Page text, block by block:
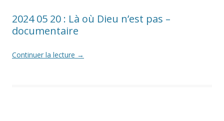
2024 05 20 : Là où Dieu n’est pas –
documentaire
Continuer la lecture →